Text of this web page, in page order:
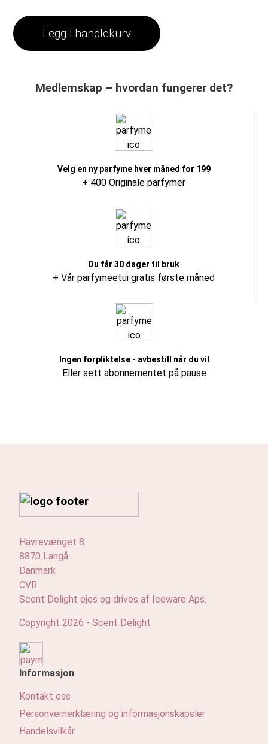
Legg i handlekurv
Medlemskap – hvordan fungerer det?
Velg en ny parfyme hver måned for 199
+ 400 Originale parfymer
Du får 30 dager til bruk
+ Vår parfymeetui gratis første måned
Ingen forpliktelse - avbestill når du vil
Eller sett abonnementet på pause
Havrevænget 8
8870 Langå
Danmark
CVR:
Scent Delight ejes og drives af Iceware Aps.
Copyright 2026 - Scent Delight
Informasjon
Kontakt oss
Personvernerklæring og informasjonskapsler
Handelsvilkår